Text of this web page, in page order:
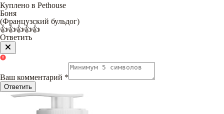
Куплено в Pethouse
Боня
(Французский бульдог)
👍👍👍👍👍
Ответить
Ваш комментарий *
Ответить